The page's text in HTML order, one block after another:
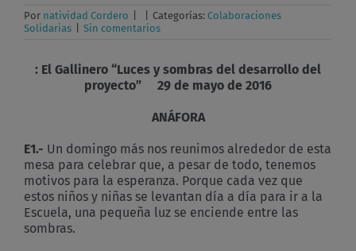
Por natividad Cordero Categorías: Colaboraciones
Solidarias
Sin comentarios
: El Gallinero “Luces y sombras del desarrollo del
proyecto” 29 de mayo de 2016
ANÁFORA
E1.- Un domingo más nos reunimos alrededor de esta
mesa para celebrar que, a pesar de todo, tenemos
motivos para la esperanza. Porque cada vez que
estos niños y niñas se levantan día a día para ir a la
Escuela, una pequeña luz se enciende entre las
sombras.